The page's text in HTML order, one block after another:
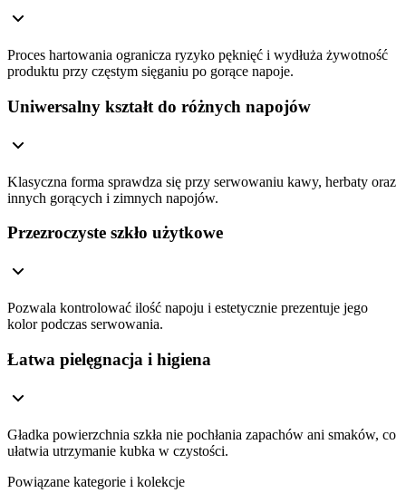
Proces hartowania ogranicza ryzyko pęknięć i wydłuża żywotność
produktu przy częstym sięganiu po gorące napoje.
Uniwersalny kształt do różnych napojów
Klasyczna forma sprawdza się przy serwowaniu kawy, herbaty oraz
innych gorących i zimnych napojów.
Przezroczyste szkło użytkowe
Pozwala kontrolować ilość napoju i estetycznie prezentuje jego
kolor podczas serwowania.
Łatwa pielęgnacja i higiena
Gładka powierzchnia szkła nie pochłania zapachów ani smaków, co
ułatwia utrzymanie kubka w czystości.
Powiązane kategorie i kolekcje